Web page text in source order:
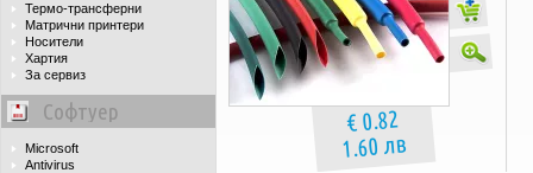
Термо-трансферни
Матрични принтери
Носители
Хартия
За сервиз
Софтуер
Microsoft
Antivirus
€ 0.82
1.60 лв